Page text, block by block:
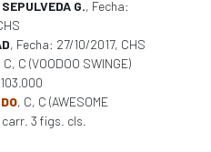
G., Fecha:
, Fecha: 27/10/2017, CHS
C, C (VOODOO SWINGE)
, C, C (AWESOME
carr. 3 figs. cls.